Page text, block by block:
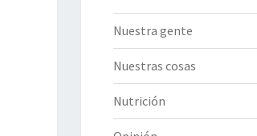
Nuestra gente
Nuestras cosas
Nutrición